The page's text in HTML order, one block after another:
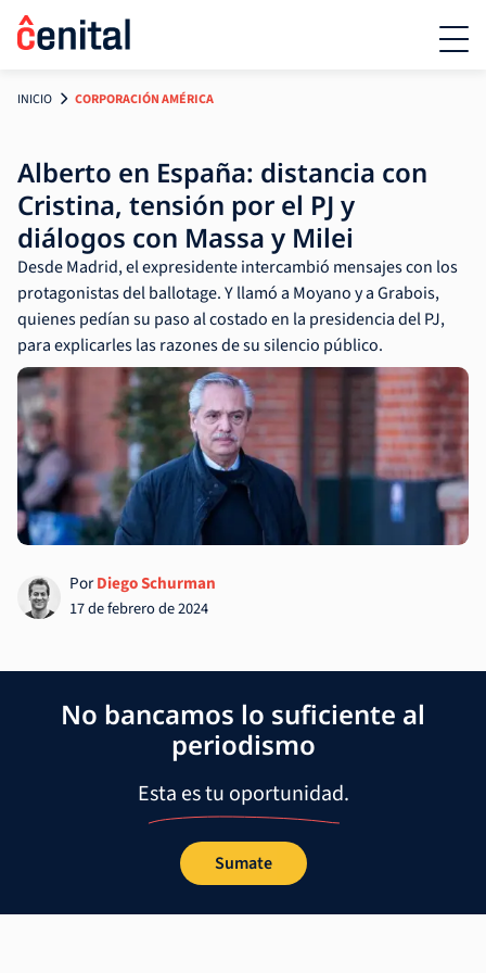
INICIO CORPORACIÓN AMÉRICA
Alberto en España: distancia con
Cristina, tensión por el PJ y
diálogos con Massa y Milei
Desde Madrid, el expresidente intercambió mensajes con los
protagonistas del ballotage. Y llamó a Moyano y a Grabois,
quienes pedían su paso al costado en la presidencia del PJ,
para explicarles las razones de su silencio público.
PorDiego Schurman
17 de febrero de 2024
No bancamos lo suficiente al
periodismo
Esta es tu oportunidad.
Sumate